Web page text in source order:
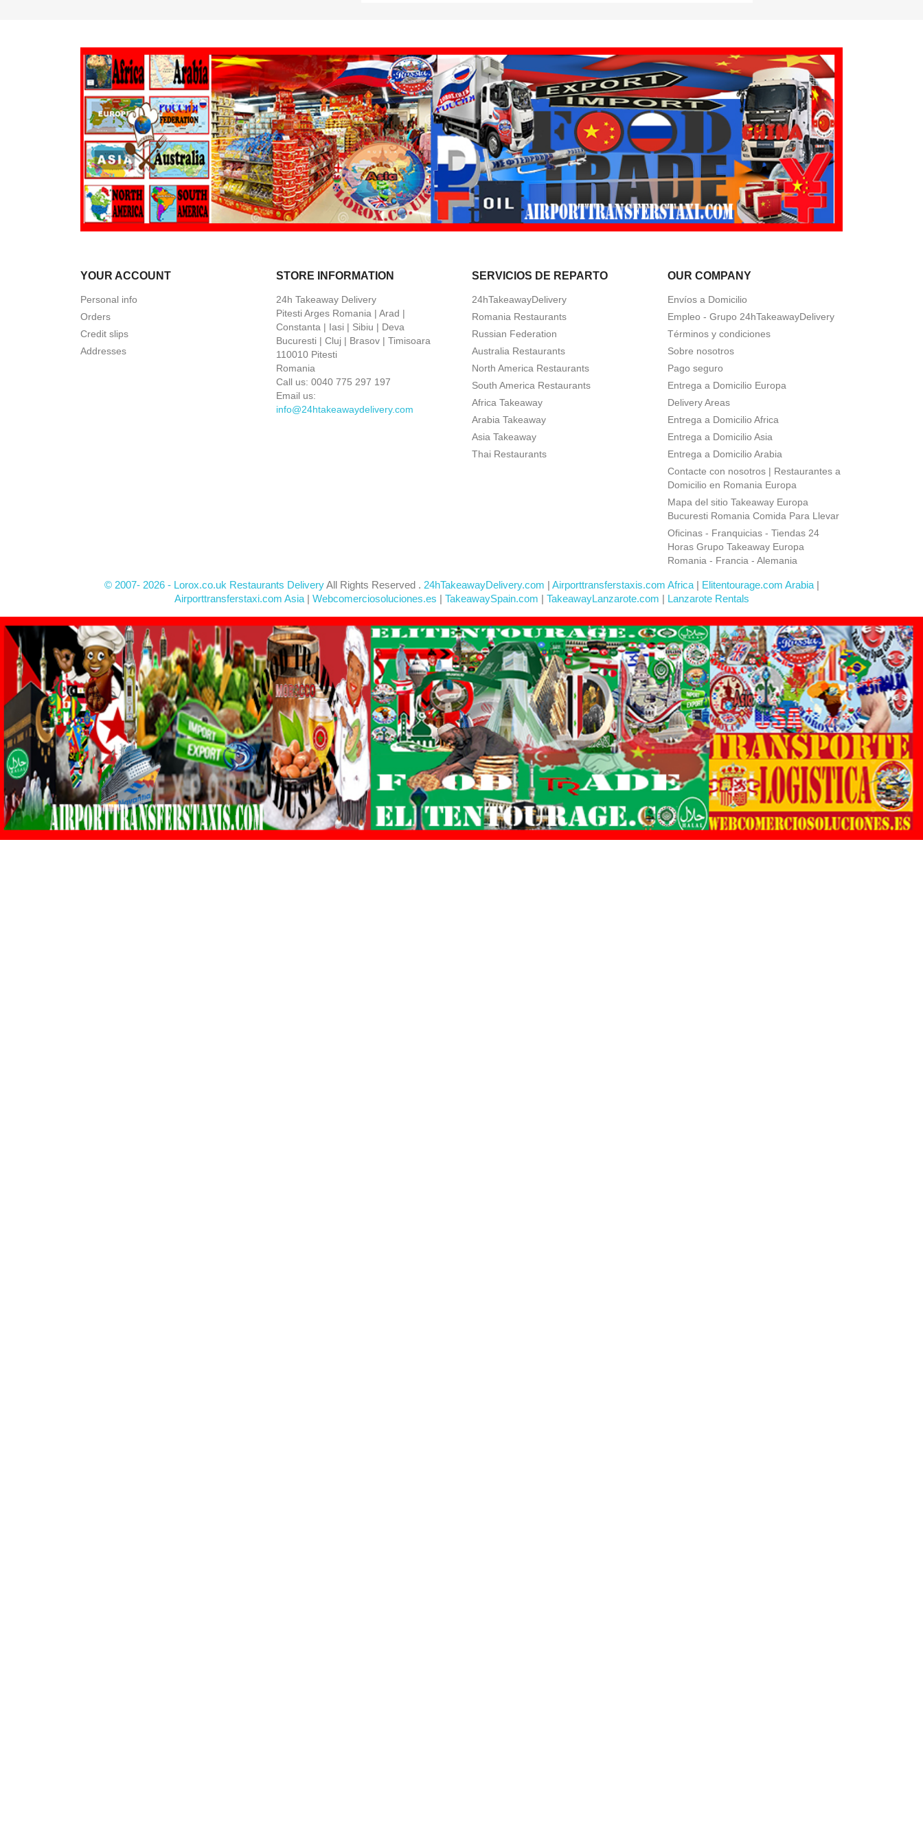
YOUR ACCOUNT
Personal info
Orders
Credit slips
Addresses
STORE INFORMATION
24h Takeaway Delivery
Pitesti Arges Romania | Arad |
Constanta | Iasi | Sibiu | Deva
Bucuresti | Cluj | Brasov | Timisoara
110010 Pitesti
Romania
Call us: 0040 775 297 197
Email us:
info@24htakeawaydelivery.com
SERVICIOS DE REPARTO
24hTakeawayDelivery
Romania Restaurants
Russian Federation
Australia Restaurants
North America Restaurants
South America Restaurants
Africa Takeaway
Arabia Takeaway
Asia Takeaway
Thai Restaurants
OUR COMPANY
Envíos a Domicilio
Empleo - Grupo 24hTakeawayDelivery
Términos y condiciones
Sobre nosotros
Pago seguro
Entrega a Domicilio Europa
Delivery Areas
Entrega a Domicilio Africa
Entrega a Domicilio Asia
Entrega a Domicilio Arabia
Contacte con nosotros | Restaurantes a
Domicilio en Romania Europa
Mapa del sitio Takeaway Europa
Bucuresti Romania Comida Para Llevar
Oficinas - Franquicias - Tiendas 24
Horas Grupo Takeaway Europa
Romania - Francia - Alemania
© 2007- 2026 - Lorox.co.uk Restaurants DeliveryAll Rights Reserved . 24hTakeawayDelivery.com | Airporttransferstaxis.com Africa| Elitentourage.com Arabia|
Airporttransferstaxi.com Asia | Webcomerciosoluciones.es | TakeawaySpain.com | TakeawayLanzarote.com | Lanzarote Rentals